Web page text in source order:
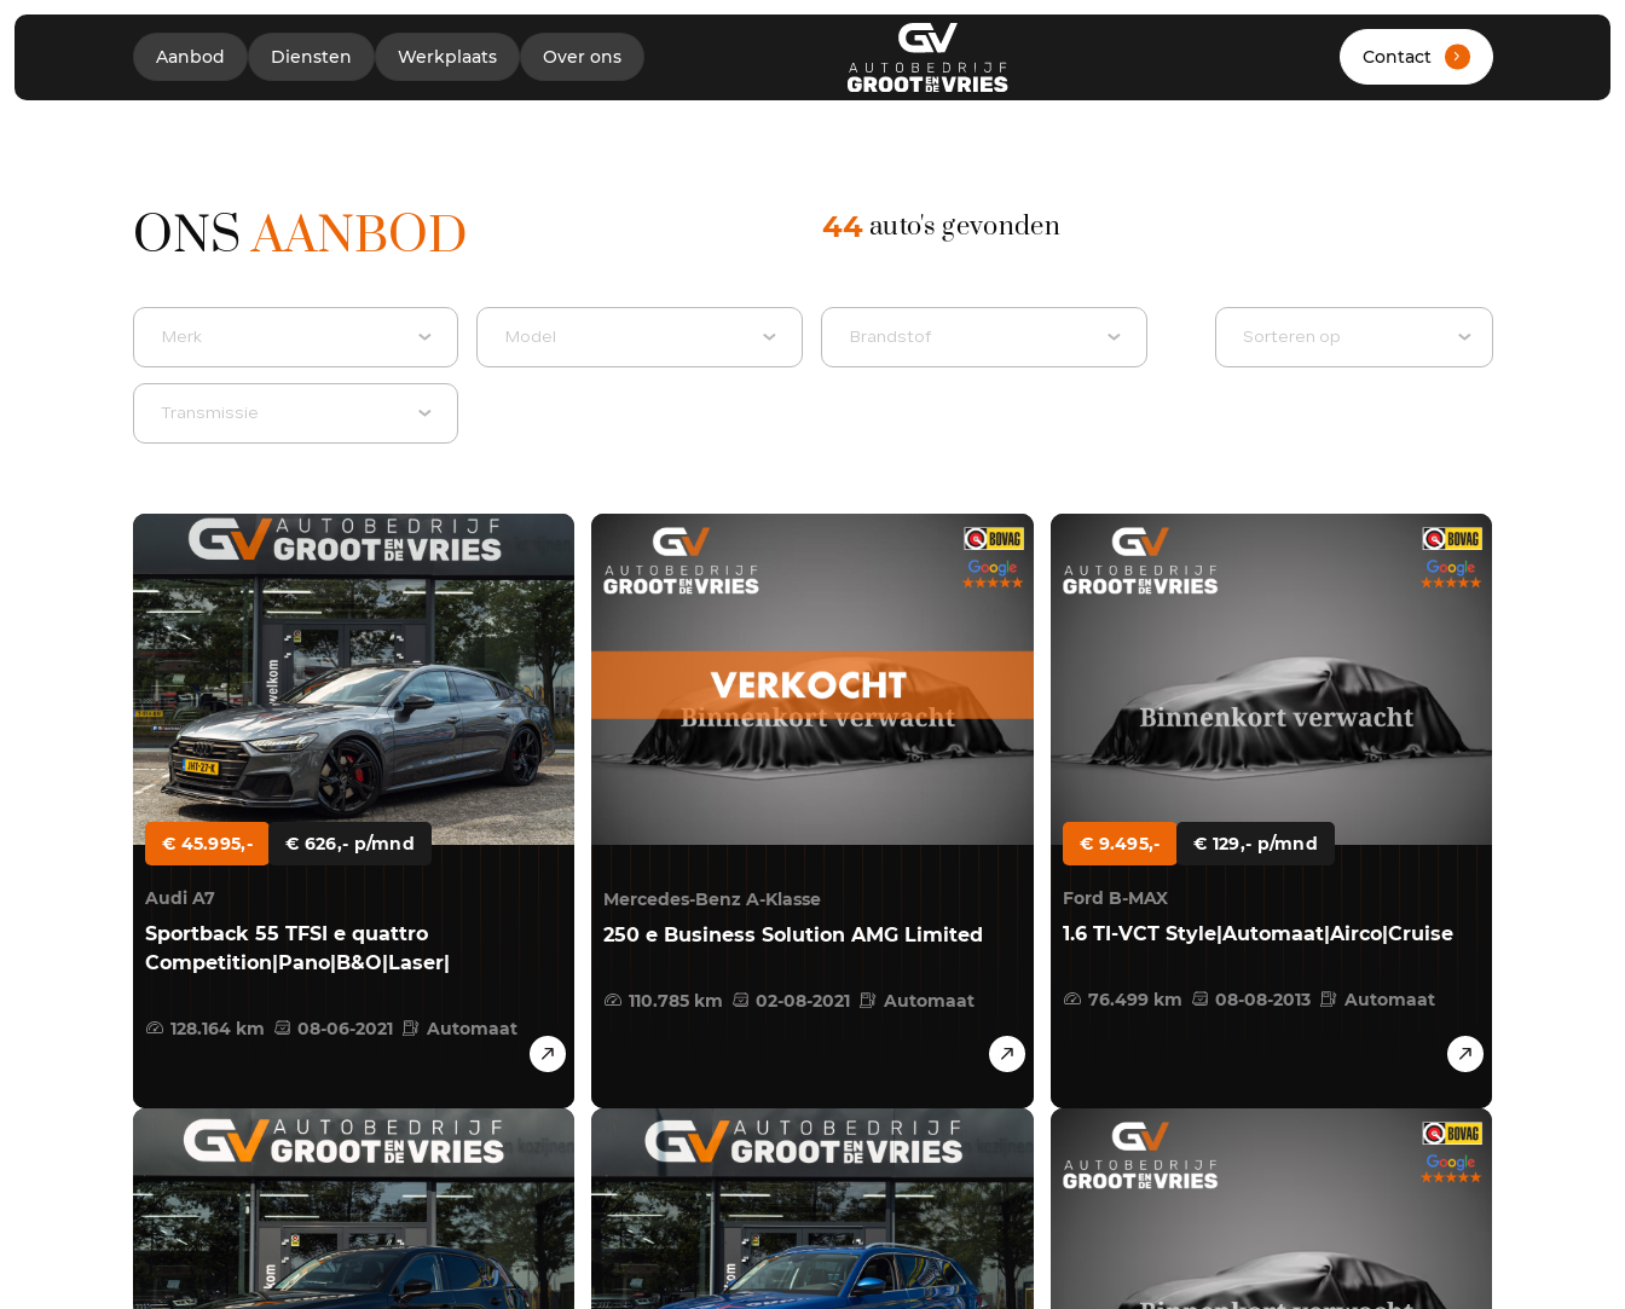
Aanbod Diensten Werkplaats Over ons Contact .
DIENSTEN
OVER ONS
CONTACT
ONSAANBOD 44 auto's gevonden
Merk Model Brandstof
Transmissie
Sorteren op
€ 45.995,- € 626,- p/mnd
Audi A7
Sportback 55 TFSI e quattro
Competition|Pano|B&O|Laser|
128.164 km 08-06-2021 Automaat
Mercedes-Benz A-Klasse
250 e Business Solution AMG Limited
110.785 km 02-08-2021 Automaat
€ 9.495,- € 129,- p/mnd
Ford B-MAX
1.6 TI-VCT Style|Automaat|Airco|Cruise
76.499 km 08-08-2013 Automaat